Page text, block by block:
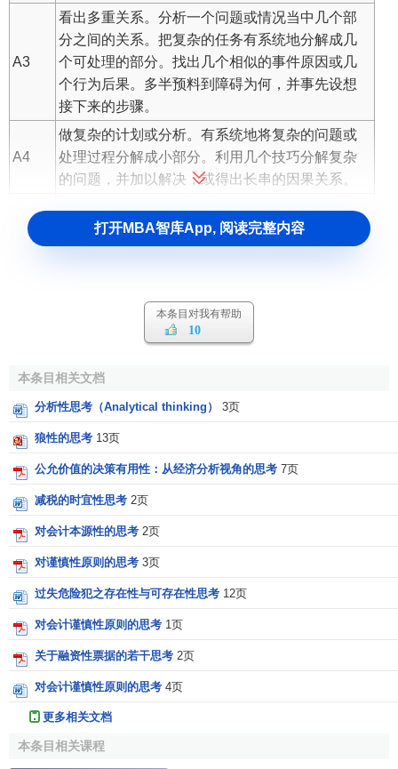
A3
看出多重关系。分析一个问题或情况当中几个部
分之间的关系。把复杂的任务有系统地分解成几
个可处理的部分。找出几个相似的事件原因或几
个行为后果。多半预料到障碍为何，并事先设想
接下来的步骤。
A4
做复杂的计划或分析。有系统地将复杂的问题或
处理过程分解成小部分。利用几个技巧分解复杂
的问题，并加以解决；或得出长串的因果关系。
A5
做非常复杂的计划或分析。有系统地将多面向的
问题或处理过程分解成小部分；利用几个分析技
析极度复杂、互相依赖的系统。
被提出之问题的大小。
关系到小型工作单位，或关系到中型的销售，或
较大单位绩效的一个面向。
B3
关系到一个进行中的问题。可能涉及中型的工作
单位、几个交易或一个非常大的交易。
B4
关系到长期的绩效。涉及到复杂环境中的主要部
门或整家公司。
虽然本分级表与工作规模密切相关，但位置安排的考虑也
一个人的分析或概念思考的负荷能力。
打开MBA智库App, 阅读完整内容
本条目对我有帮助
10
本条目相关文档
分析性思考（Analytical thinking） 3页
狼性的思考 13页
公允价值的决策有用性：从经济分析视角的思考 7页
减税的时宜性思考 2页
对会计本源性的思考 2页
对谨慎性原则的思考 3页
过失危险犯之存在性与可存在性思考 12页
对会计谨慎性原则的思考 1页
关于融资性票据的若干思考 2页
对会计谨慎性原则的思考 4页
更多相关文档
本条目相关课程